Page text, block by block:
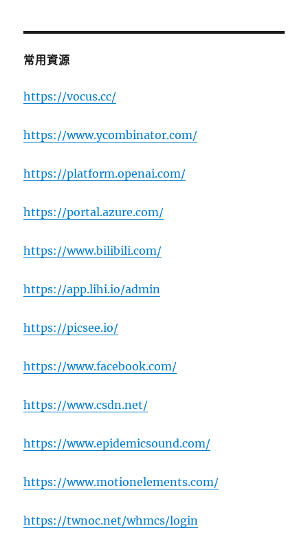
常用資源
https://vocus.cc/
https://www.ycombinator.com/
https://platform.openai.com/
https://portal.azure.com/
https://www.bilibili.com/
https://app.lihi.io/admin
https://picsee.io/
https://www.facebook.com/
https://www.csdn.net/
https://www.epidemicsound.com/
https://www.motionelements.com/
https://twnoc.net/whmcs/login